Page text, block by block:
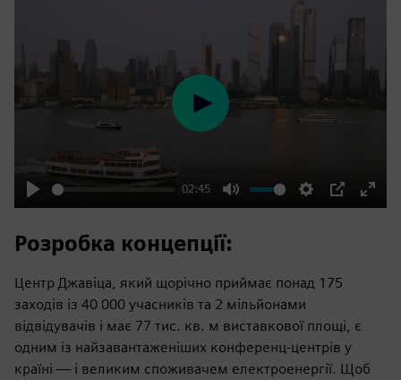
Play
02:45
Mute Settings
PIP
Enter
Play
Розробка концепції:
Центр Джавіца, який щорічно приймає понад 175
заходів із 40 000 учасників та 2 мільйонами
відвідувачів і має 77 тис. кв. м виставкової площі, є
одним із найзавантаженіших конференц-центрів у
країні — і великим споживачем електроенергії. Щоб